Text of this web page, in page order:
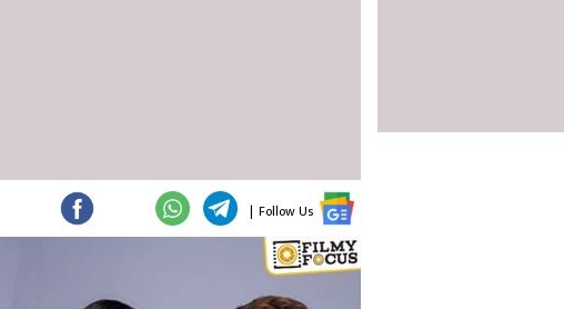
| Follow Us